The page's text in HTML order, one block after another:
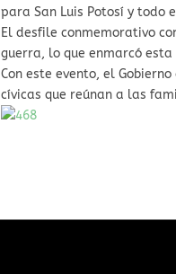
para San Luis Potosí y todo
El desfile conmemorativo
guerra, lo que enmarcó
Con este evento, el
cívicas que reúnan a las